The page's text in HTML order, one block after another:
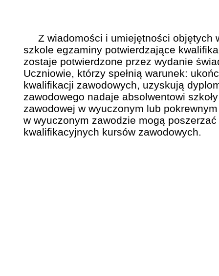
Z wiadomości i umiejętności objętych
szkole egzaminy potwierdzające
zostaje potwierdzone przez wydanie
Uczniowie, którzy spełnią warunek:
kwalifikacji zawodowych, uzyskują
zawodowego nadaje absolwentowi
zawodowej w wyuczonym lub
w wyuczonym zawodzie mogą
kwalifikacyjnych kursów zawodowych.